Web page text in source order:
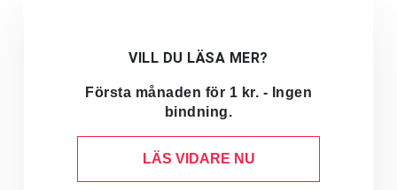
VILL DU LÄSA MER?
Första månaden för 1 kr. - Ingen
bindning.
LÄS VIDARE NU